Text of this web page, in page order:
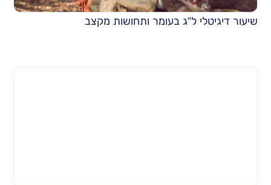
שיעור דיגיטלי ל”ג בעומר ותחושות מקצב